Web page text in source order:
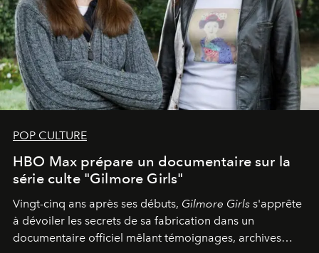
POP CULTURE
HBO Max prépare un documentaire sur la
série culte "Gilmore Girls"
Vingt-cinq ans après ses débuts, Gilmore Girls s'apprête
à dévoiler les secrets de sa fabrication dans un
documentaire officiel mêlant témoignages, archives